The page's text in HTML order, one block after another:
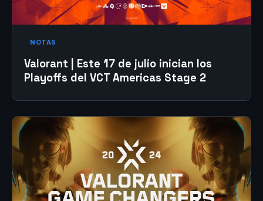
NOTAS
Valorant | Este 17 de julio inician los
Playoffs del VCT Americas Stage 2